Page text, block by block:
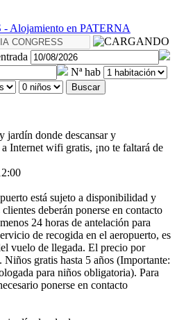
Nª hab
Buscar
jardín donde descansar y
Internet wifi gratis, ¡no te faltará de
está sujeto a disponibilidad y
deberán ponerse en contacto
24 horas de antelación para
de recogida en el aeropuerto, es
vuelo de llegada. El precio por
Niños gratis hasta 5 años (Importante:
para niños obligatoria). Para
ponerse en contacto